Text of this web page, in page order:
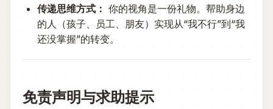
传递思维方式： 你的视角是一份礼物。帮助身边
的人（孩子、员工、朋友）实现从“我不行”到“我
还没掌握”的转变。
免责声明与求助提示